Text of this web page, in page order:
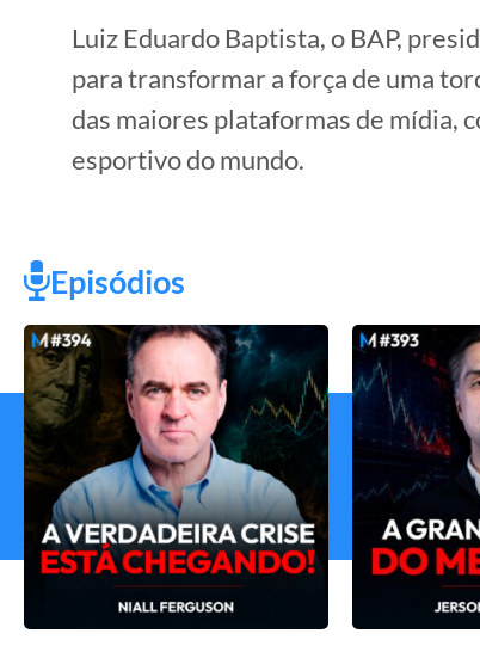
Luiz Eduardo Baptista, o BAP,
para transformar a força de uma
das maiores plataformas de mídia,
esportivo do mundo.
Episódios